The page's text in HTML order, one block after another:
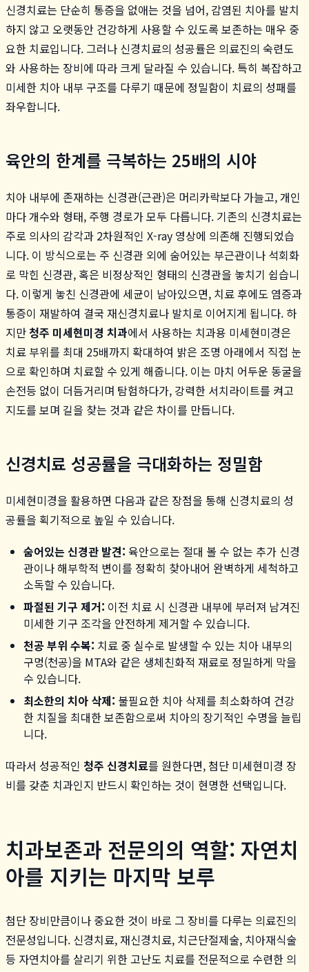
신경치료는 단순히 통증을 없애는 것을 넘어, 감염된 치아를 발치
하지 않고 오랫동안 건강하게 사용할 수 있도록 보존하는 매우 중
요한 치료입니다. 그러나 신경치료의 성공률은 의료진의 숙련도
와 사용하는 장비에 따라 크게 달라질 수 있습니다. 특히 복잡하고
미세한 치아 내부 구조를 다루기 때문에 정밀함이 치료의 성패를
좌우합니다.
육안의 한계를 극복하는 25배의 시야
치아 내부에 존재하는 신경관(근관)은 머리카락보다 가늘고, 개인
마다 개수와 형태, 주행 경로가 모두 다릅니다. 기존의 신경치료는
주로 의사의 감각과 2차원적인 X-ray 영상에 의존해 진행되었습
니다. 이 방식으로는 주 신경관 외에 숨어있는 부근관이나 석회화
로 막힌 신경관, 혹은 비정상적인 형태의 신경관을 놓치기 쉽습니
다. 이렇게 놓친 신경관에 세균이 남아있으면, 치료 후에도 염증과
통증이 재발하여 결국 재신경치료나 발치로 이어지게 됩니다. 하
지만청주 미세현미경 치과에서 사용하는 치과용 미세현미경은
치료 부위를 최대 25배까지 확대하여 밝은 조명 아래에서 직접 눈
으로 확인하며 치료할 수 있게 해줍니다. 이는 마치 어두운 동굴을
손전등 없이 더듬거리며 탐험하다가, 강력한 서치라이트를 켜고
지도를 보며 길을 찾는 것과 같은 차이를 만듭니다.
신경치료 성공률을 극대화하는 정밀함
미세현미경을 활용하면 다음과 같은 장점을 통해 신경치료의 성
공률을 획기적으로 높일 수 있습니다.
숨어있는 신경관 발견: 육안으로는 절대 볼 수 없는 추가 신경
관이나 해부학적 변이를 정확히 찾아내어 완벽하게 세척하고
소독할 수 있습니다.
파절된 기구 제거: 이전 치료 시 신경관 내부에 부러져 남겨진
미세한 기구 조각을 안전하게 제거할 수 있습니다.
천공 부위 수복: 치료 중 실수로 발생할 수 있는 치아 내부의
구멍(천공)을 MTA와 같은 생체친화적 재료로 정밀하게 막을
수 있습니다.
최소한의 치아 삭제: 불필요한 치아 삭제를 최소화하여 건강
한 치질을 최대한 보존함으로써 치아의 장기적인 수명을 늘립
니다.
따라서 성공적인 청주 신경치료를 원한다면, 첨단 미세현미경 장
비를 갖춘 치과인지 반드시 확인하는 것이 현명한 선택입니다.
치과보존과 전문의의 역할: 자연치
아를 지키는 마지막 보루
첨단 장비만큼이나 중요한 것이 바로 그 장비를 다루는 의료진의
전문성입니다. 신경치료, 재신경치료, 치근단절제술, 치아재식술
등 자연치아를 살리기 위한 고난도 치료를 전문적으로 수련한 의